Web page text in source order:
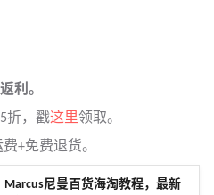
利。
折，戳这里领取。
+免费退货。
Marcus尼曼百货海淘教程，最新